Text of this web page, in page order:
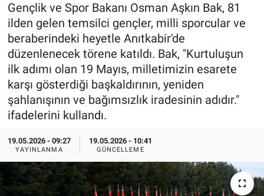
Gençlik ve Spor Bakanı Osman Aşkın Bak, 81
ilden gelen temsilci gençler, milli sporcular ve
beraberindeki heyetle Anıtkabir'de
düzenlenecek törene katıldı. Bak, "Kurtuluşun
ilk adımı olan 19 Mayıs, milletimizin esarete
karşı gösterdiği başkaldırının, yeniden
şahlanışının ve bağımsızlık iradesinin adıdır."
ifadelerini kullandı.
19.05.2026 - 09:27
YAYINLANMA
19.05.2026 - 10:41
GÜNCELLEME
Trend
Özel Haberler
Yazarlar
Ekonomi
Dünya
Medya
Özel Haberler
Kadın
Erişim Bilgileri
Son Dakika Haberleri
Haber Arşivi